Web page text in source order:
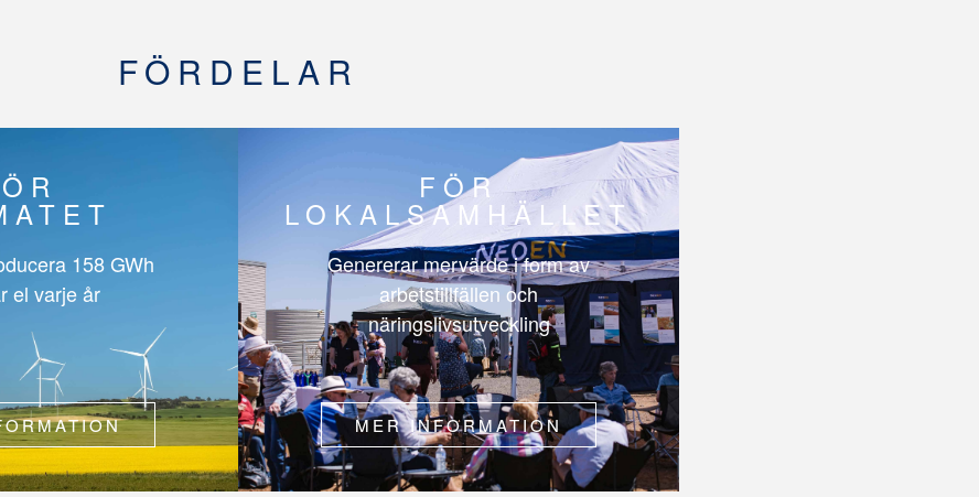
FÖRDELAR
158 GWh
el varje år
FÖR
LOKALSAMHÄLLET
Genererar mervärde i form av
arbetstillfällen och
näringslivsutveckling
MER INFORMATION